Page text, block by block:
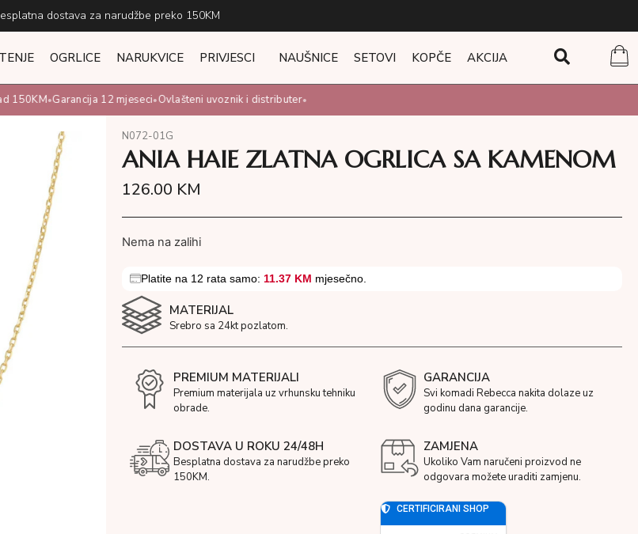
dostava za narudžbe preko 150KM
OGRLICE NARUKVICE PRIVJESCI NAUŠNICE SETOVI KOPČE AKCIJA
150KM•Garancija 12 mjeseci•Ovlašteni uvoznik i distributer•
N072-01G
ANIA HAIE ZLATNA OGRLICA SA KAMENOM
126.00 KM
Nema na zalihi
Platite na 12 rata samo: 11.37 KM mjesečno.
MATERIJAL
Srebro sa 24kt pozlatom.
PREMIUM MATERIJALI
Premium materijala uz vrhunsku tehniku
obrade.
GARANCIJA
Svi komadi Rebecca nakita dolaze uz
godinu dana garancije.
DOSTAVA U ROKU 24/48H
Besplatna dostava za narudžbe preko
150KM.
ZAMJENA
Ukoliko Vam naručeni proizvod ne
odgovara možete uraditi zamjenu.